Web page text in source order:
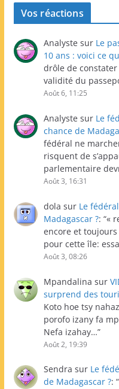
Vos réactions
Analyste sur Le
10 ans : voici ce
drôle de
validité du
Août 6, 11:25
Analyste sur Le
chance de
fédéral ne
risquent de
parlementaire
Août 3, 16:31
dola sur Le
Madagascar ?: “«
encore et toujours
pour cette île:
Août 3, 08:26
Mpandalina sur
surprend des
Koto hoe tsy
porofo izany fa
Nefa izahay…”
Août 2, 19:39
Sendra sur Le
de Madagascar ?: “